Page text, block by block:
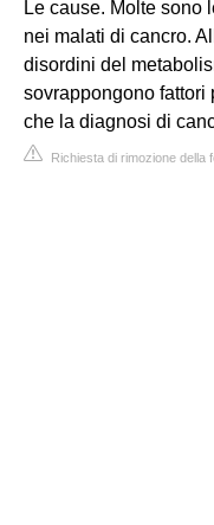
Le cause. Molte sono
nei malati di cancro.
disordini del
sovrappongono
che la diagnosi di
Richiesta di rimozione della